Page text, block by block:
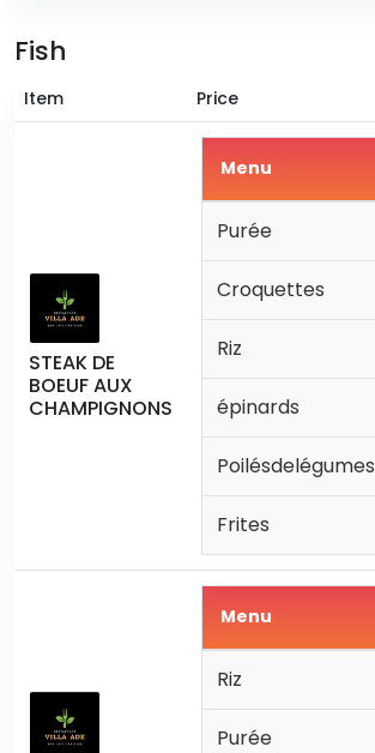
Fish
Item Price
STEAK DE
BOEUF AUX
CHAMPIGNONS
Menu
Purée
Croquettes
Riz
épinards
Poilésdelégumes
Frites
Menu
Riz
Purée